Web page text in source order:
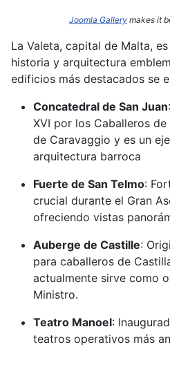
Joomla Gallery makes it
La Valeta, capital de Malta,
historia y arquitectura
edificios más destacados se
Concatedral de San Juan:
XVI por los Caballeros
de Caravaggio y es un
arquitectura barroca
Fuerte de San Telmo:
crucial durante el Gran
ofreciendo vistas
Auberge de Castille:
para caballeros de
actualmente sirve como
Ministro.
Teatro Manoel:
teatros operativos más